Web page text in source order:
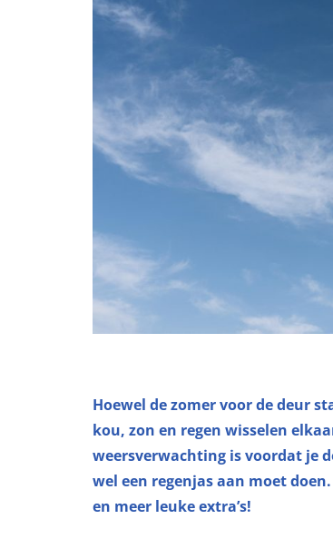
Hoewel de zomer voor de deur
kou, zon en regen wisselen
weersverwachting is voordat je
wel een regenjas aan moet
en meer leuke extra’s!